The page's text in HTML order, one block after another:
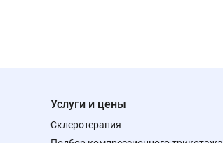
Услуги и цены
Склеротерапия